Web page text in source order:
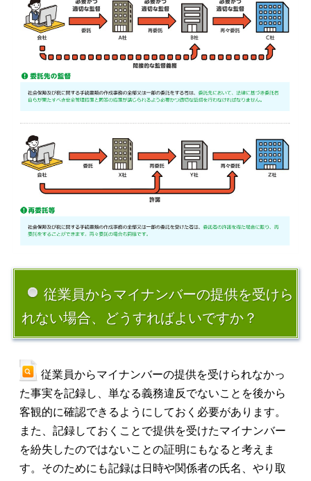
従業員からマイナンバーの提供を受けら
れない場合、どうすればよいですか？
従業員からマイナンバーの提供を受けられなかっ
た事実を記録し、単なる義務違反でないことを後から
客観的に確認できるようにしておく必要があります。
また、記録しておくことで提供を受けたマイナンバー
を紛失したのではないことの証明にもなると考えま
す。そのためにも記録は日時や関係者の氏名、やり取